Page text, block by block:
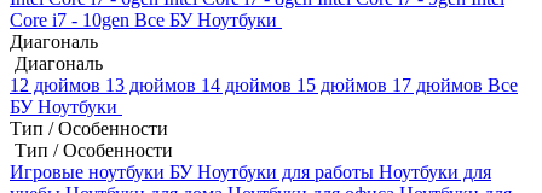
Core i7 - 10gen Все БУ Ноутбуки
Диагональ
Диагональ
12 дюймов 13 дюймов 14 дюймов 15 дюймов 17 дюймов Все
БУ Ноутбуки
Тип / Особенности
Тип / Особенности
Игровые ноутбуки БУНоутбуки для работы Ноутбуки для